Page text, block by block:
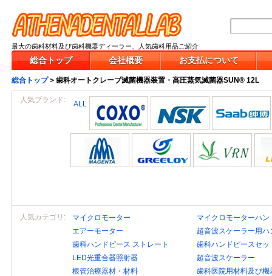
最大の歯科材料及び歯科機器ディーラー、人気歯科用品ご紹介
総合トップ 会社概要 お支払について
総合トップ > 歯科オートクレーブ滅菌機器装置・高圧蒸気滅菌器SUN® 12L
人気ブランド: ALL
人気カテゴリ: マイクロモーター
マイクロモーターハン
エアーモーター
超音波スケーラー用ハ
歯科ハンドピース ストレート
歯科ハンドピースセッ
LED光重合器照射器
超音波スケーラー
根管治療器材・材料
歯科医院用材料及び機